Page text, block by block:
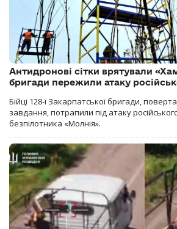
Антидронові сітки врятували
бригади пережили атаку
Бійці 128-ї Закарпатської бригади,
завдання, потрапили під атаку
безпілотника «Молнія».